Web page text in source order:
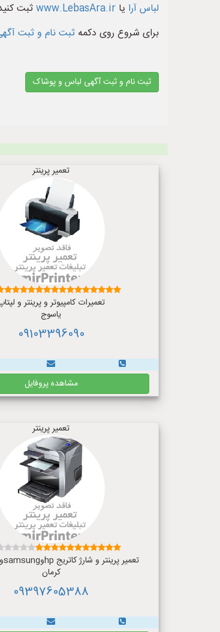
لباس آرا یا www.LebasAra.irثبت
برای شروع روی دکمه ثبت نام و ثبت
ثبت نام و ثبت آگهی لباس و پوشاک
تعمیر پرینتر
تعمیرات کامپیوتر و پرینتر و
یاسوج
09103396090
مشاهده پروفایل
تعمیر پرینتر
تعمیر پرینتر و شارژ کاتریج hpوsamsungوcanonو...
کرمان
09397605388